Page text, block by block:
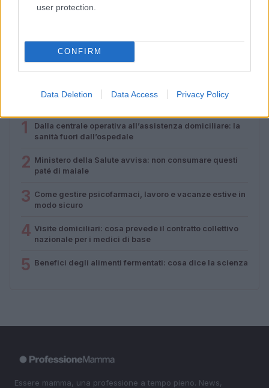
user protection.
CONFIRM
Data Deletion Data Access Privacy Policy
Roberto Capelli · 7 Ago 2026
PIÙ LETTI
1
Dalla centrale operativa all’assistenza domiciliare: la
sanità fuori dall’ospedale
2 Ministero della Salute avvisa: non consumare questi
paté di maiale
3 Come gestire psicofarmaci, lavoro e vacanze estive in
modo sicuro
4 Visite domiciliari: cosa prevede il contratto collettivo
nazionale per i medici di base
5 Benefici degli alimenti fermentati: cosa dice la scienza
Essere mamma, una professione a tempo pieno. News,